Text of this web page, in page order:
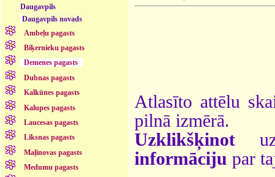
Daugavpils
Daugavpils novads
Ambeļu pagasts
Biķernieku pagasts
Demenes pagasts
Dubnas pagasts
Kalkūnes pagasts
Kalupes pagasts
Laucesas pagasts
Līksnas pagasts
Maļinovas pagasts
Medumu pagasts
Atlasīto attēlu
pilnā izmērā.
Uzklikšķinot
informāciju par